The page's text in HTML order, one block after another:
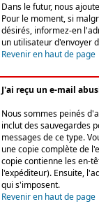
Dans le futur, nous
Pour le moment, si
désirés, informez-en
un utilisateur d'envoyer
Revenir en haut de page
J'ai reçu un e-mail
Nous sommes peinés
inclut des sauvegardes
messages de ce type.
une copie complète de
copie contienne les en-
l'expéditeur). Ensuite,
qui s'imposent.
Revenir en haut de page